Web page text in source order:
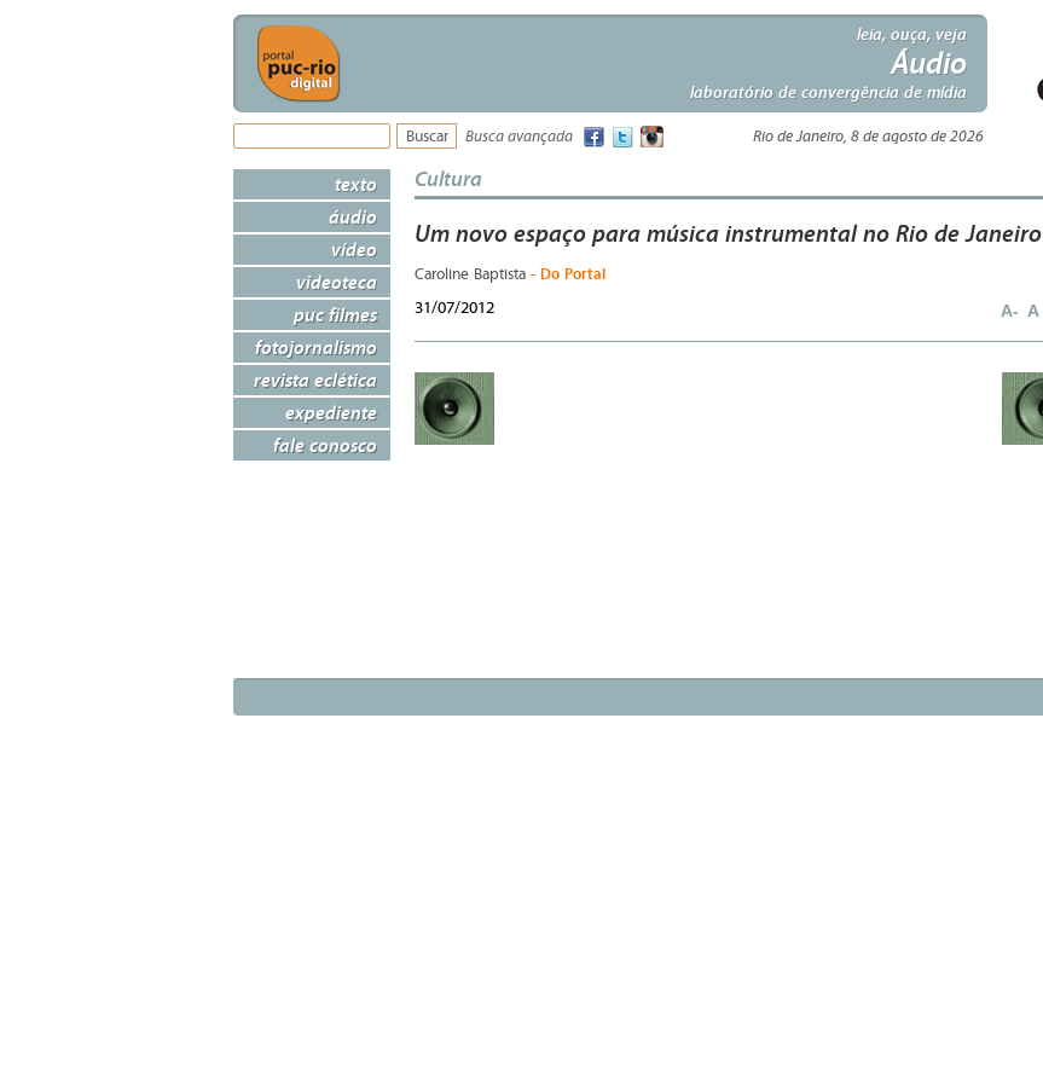
leia, ouça, veja
Áudio
laboratório de convergência de mídia
Busca avançada Rio de Janeiro, 8 de agosto de 2026
texto
áudio
vídeo
videoteca
puc filmes
fotojornalismo
revista eclética
expediente
fale conosco
Cultura
Um novo espaço para música instrumental no Rio de Janeiro
Caroline Baptista - Do Portal
31/07/2012 A- A